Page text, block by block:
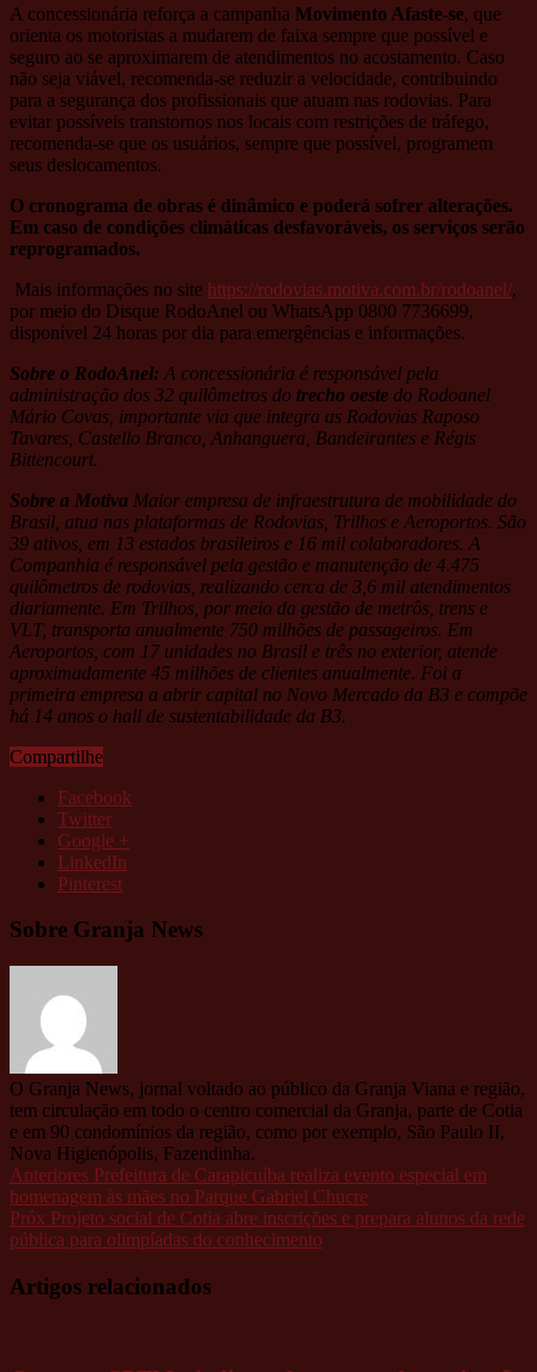
A concessionária reforça a campanha Movimento Afaste-se, que
orienta os motoristas a mudarem de faixa sempre que possível e
seguro ao se aproximarem de atendimentos no acostamento. Caso
não seja viável, recomenda-se reduzir a velocidade, contribuindo
para a segurança dos profissionais que atuam nas rodovias. Para
evitar possíveis transtornos nos locais com restrições de tráfego,
recomenda-se que os usuários, sempre que possível, programem
seus deslocamentos.
O cronograma de obras é dinâmico e poderá sofrer alterações.
Em caso de condições climáticas desfavoráveis, os serviços serão
reprogramados.
Mais informações no site https://rodovias.motiva.com.br/rodoanel/,
por meio do Disque RodoAnel ou WhatsApp 0800 7736699,
disponível 24 horas por dia para emergências e informações.
Sobre o RodoAnel: A concessionária é responsável pela
administração dos 32 quilômetros do trecho oeste do Rodoanel
Mário Covas, importante via que integra as Rodovias Raposo
Tavares, Castello Branco, Anhanguera, Bandeirantes e Régis
Bittencourt.
Sobre a Motiva Maior empresa de infraestrutura de mobilidade do
Brasil, atua nas plataformas de Rodovias, Trilhos e Aeroportos. São
39 ativos, em 13 estados brasileiros e 16 mil colaboradores. A
Companhia é responsável pela gestão e manutenção de 4.475
quilômetros de rodovias, realizando cerca de 3,6 mil atendimentos
diariamente. Em Trilhos, por meio da gestão de metrôs, trens e
VLT, transporta anualmente 750 milhões de passageiros. Em
Aeroportos, com 17 unidades no Brasil e três no exterior, atende
aproximadamente 45 milhões de clientes anualmente. Foi a
primeira empresa a abrir capital no Novo Mercado da B3 e compõe
há 14 anos o hall de sustentabilidade da B3.
Compartilhe
Facebook
Twitter
Google +
LinkedIn
Pinterest
Sobre Granja News
O Granja News, jornal voltado ao público da Granja Viana e região,
tem circulação em todo o centro comercial da Granja, parte de Cotia
e em 90 condomínios da região, como por exemplo, São Paulo II,
Nova Higienópolis, Fazendinha.
Anteriores Prefeitura de Carapicuíba realiza evento especial em
homenagem às mães no Parque Gabriel Chucre
Próx Projeto social de Cotia abre inscrições e prepara alunos da rede
pública para olimpíadas do conhecimento
Artigos relacionados